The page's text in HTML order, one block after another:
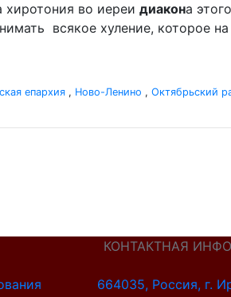
во иереи диакона
всякое хуление, которое на
епархия , Ново-Ленино , Октябрьский
КОНТАКТНАЯ
664035, Россия, г.